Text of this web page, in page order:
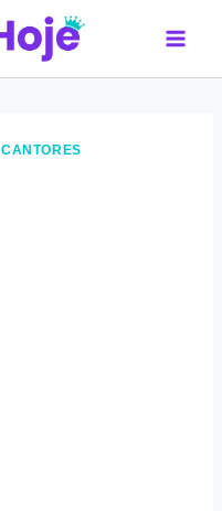
CANTORES